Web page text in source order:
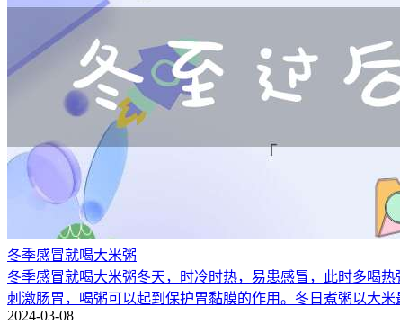
冬季感冒就喝大米粥
冬季感冒就喝大米粥冬天，时冷时热，易患感冒，此时多喝
刺激肠胃，喝粥可以起到保护胃黏膜的作用。冬日煮粥以大
2024-03-08